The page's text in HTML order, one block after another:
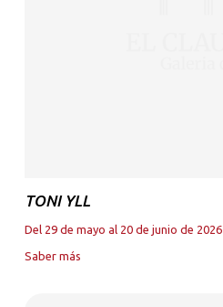
TONI YLL
Del 29 de mayo al 20 de junio de 2026
Saber más